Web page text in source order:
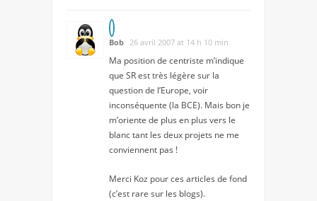
Bob 26 avril 2007 at 14 h 10 min
Ma position de centriste m’indique
que SR est très légère sur la
question de l’Europe, voir
inconséquente (la BCE). Mais bon je
m’oriente de plus en plus vers le
blanc tant les deux projets ne me
conviennent pas !
Merci Koz pour ces articles de fond
(c’est rare sur les blogs).